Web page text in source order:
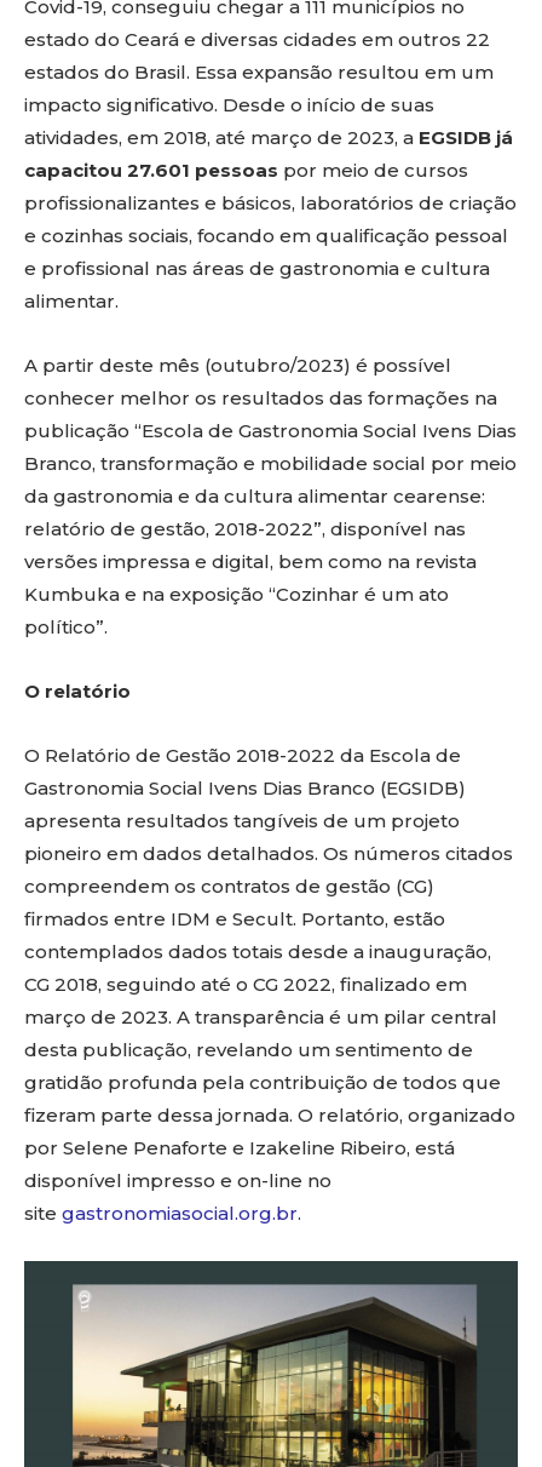
Covid-19, conseguiu chegar a 111 municípios no
estado do Ceará e diversas cidades em outros 22
estados do Brasil. Essa expansão resultou em um
impacto significativo. Desde o início de suas
atividades, em 2018, até março de 2023, a EGSIDB já
capacitou 27.601 pessoas por meio de cursos
profissionalizantes e básicos, laboratórios de criação
e cozinhas sociais, focando em qualificação pessoal
e profissional nas áreas de gastronomia e cultura
alimentar.
A partir deste mês (outubro/2023) é possível
conhecer melhor os resultados das formações na
publicação “Escola de Gastronomia Social Ivens Dias
Branco, transformação e mobilidade social por meio
da gastronomia e da cultura alimentar cearense:
relatório de gestão, 2018-2022”, disponível nas
versões impressa e digital, bem como na revista
Kumbuka e na exposição “Cozinhar é um ato
político”.
O relatório
O Relatório de Gestão 2018-2022 da Escola de
Gastronomia Social Ivens Dias Branco (EGSIDB)
apresenta resultados tangíveis de um projeto
pioneiro em dados detalhados. Os números citados
compreendem os contratos de gestão (CG)
firmados entre IDM e Secult. Portanto, estão
contemplados dados totais desde a inauguração,
CG 2018, seguindo até o CG 2022, finalizado em
março de 2023. A transparência é um pilar central
desta publicação, revelando um sentimento de
gratidão profunda pela contribuição de todos que
fizeram parte dessa jornada. O relatório, organizado
por Selene Penaforte e Izakeline Ribeiro, está
disponível impresso e on-line no
site gastronomiasocial.org.br.